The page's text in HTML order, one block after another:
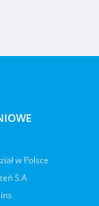
w Polsce
S.A